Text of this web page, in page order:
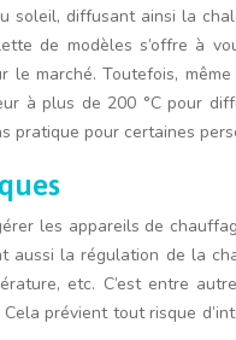
diffusant ainsi la
de modèles s’offre à
Toutefois,
à plus de 200 °C pour
pratique pour certaines
les appareils de
aussi la régulation de la
etc. C’est entre
prévient tout risque